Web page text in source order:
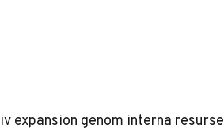
expansion genom interna